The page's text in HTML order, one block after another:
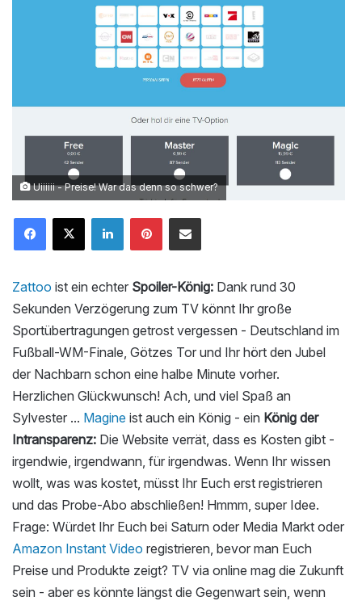
Uiiiiii - Preise! War das denn so schwer?
Zattoo ist ein echter Spoiler-König: Dank rund 30
Sekunden Verzögerung zum TV könnt Ihr große
Sportübertragungen getrost vergessen - Deutschland im
Fußball-WM-Finale, Götzes Tor und Ihr hört den Jubel
der Nachbarn schon eine halbe Minute vorher.
Herzlichen Glückwunsch! Ach, und viel Spaß an
Sylvester ... Magine ist auch ein König - ein König der
Intransparenz: Die Website verrät, dass es Kosten gibt -
irgendwie, irgendwann, für irgendwas. Wenn Ihr wissen
wollt, was was kostet, müsst Ihr Euch erst registrieren
und das Probe-Abo abschließen! Hmmm, super Idee.
Frage: Würdet Ihr Euch bei Saturn oder Media Markt oder
Amazon Instant Video registrieren, bevor man Euch
Preise und Produkte zeigt? TV via online mag die Zukunft
sein - aber es könnte längst die Gegenwart sein, wenn